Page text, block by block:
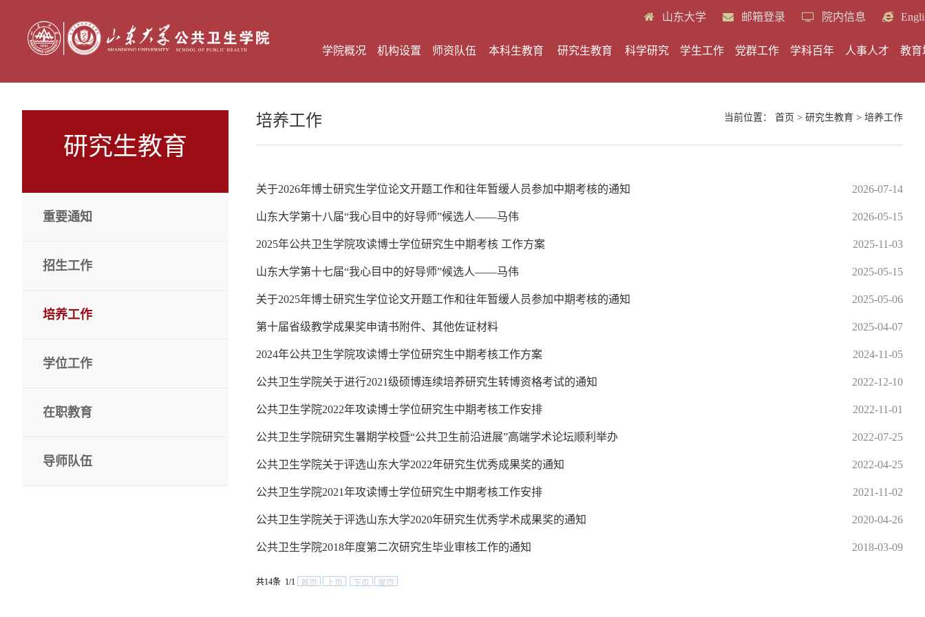
山东大学 邮箱登录 院内信息
学院概况 机构设置 师资队伍 本科生教育 研究生教育 科学研究 学生工作 党群工作 学科百年 人事人才 教育
研究生教育
重要通知
招生工作
培养工作
学位工作
在职教育
导师队伍
培养工作 当前位置： 首页 > 研究生教育> 培养工作
关于2026年博士研究生学位论文开题工作和往年暂缓人员参加中期考核的通知 2026-07-14
山东大学第十八届“我心目中的好导师”候选人——马伟 2026-05-15
2025年公共卫生学院攻读博士学位研究生中期考核 工作方案 2025-11-03
山东大学第十七届“我心目中的好导师”候选人——马伟 2025-05-15
关于2025年博士研究生学位论文开题工作和往年暂缓人员参加中期考核的通知 2025-05-06
第十届省级教学成果奖申请书附件、其他佐证材料 2025-04-07
2024年公共卫生学院攻读博士学位研究生中期考核工作方案 2024-11-05
公共卫生学院关于进行2021级硕博连续培养研究生转博资格考试的通知 2022-12-10
公共卫生学院2022年攻读博士学位研究生中期考核工作安排 2022-11-01
公共卫生学院研究生暑期学校暨“公共卫生前沿进展”高端学术论坛顺利举办 2022-07-25
公共卫生学院关于评选山东大学2022年研究生优秀成果奖的通知 2022-04-25
公共卫生学院2021年攻读博士学位研究生中期考核工作安排 2021-11-02
公共卫生学院关于评选山东大学2020年研究生优秀学术成果奖的通知 2020-04-26
公共卫生学院2018年度第二次研究生毕业审核工作的通知 2018-03-09
共14条 1/1 首页 上页 下页 尾页